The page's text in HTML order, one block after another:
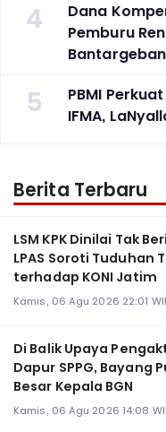
4
Dana
Pemburu
5
PBMI
IFMA,
Berita Terbaru
LSM KPK Dinilai Tak
LPAS Soroti Tuduhan
terhadap KONI Jatim
Kamis, 06 Agu 2026 22:01
Di Balik Upaya
Dapur SPPG, Bayang
Besar Kepala BGN
Kamis, 06 Agu 2026 14:08